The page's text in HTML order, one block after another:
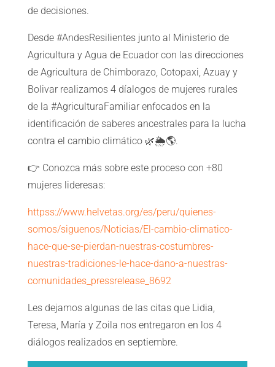
de decisiones.
Desde #AndesResilientes junto al Ministerio de
Agricultura y Agua de Ecuador con las direcciones
de Agricultura de Chimborazo, Cotopaxi, Azuay y
Bolivar realizamos 4 díalogos de mujeres rurales
de la #AgriculturaFamiliar enfocados en la
identificación de saberes ancestrales para la lucha
contra el cambio climático 🌿🌦🌎.
👉 Conozca más sobre este proceso con +80
mujeres lideresas:
httpss://www.helvetas.org/es/peru/quienes-
somos/siguenos/Noticias/El-cambio-climatico-
hace-que-se-pierdan-nuestras-costumbres-
nuestras-tradiciones-le-hace-dano-a-nuestras-
comunidades_pressrelease_8692
Les dejamos algunas de las citas que Lidia,
Teresa, María y Zoila nos entregaron en los 4
diálogos realizados en septiembre.